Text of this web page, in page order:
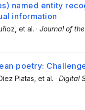
named entity
information
, et al. · Journal of
poetry:
Platas , et al. · Digital